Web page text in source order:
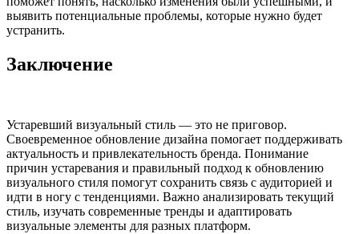
выявить потенциальные проблемы, которые нужно будет
устранить.
Заключение
Устаревший визуальный стиль — это не приговор.
Своевременное обновление дизайна помогает поддерживать
актуальность и привлекательность бренда. Понимание
причин устаревания и правильный подход к обновлению
визуального стиля помогут сохранить связь с аудиторией и
идти в ногу с тенденциями. Важно анализировать текущий
стиль, изучать современные тренды и адаптировать
визуальные элементы для разных платформ.